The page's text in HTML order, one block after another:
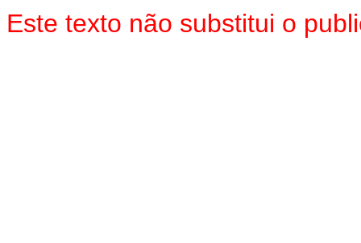
Este texto não substitui o